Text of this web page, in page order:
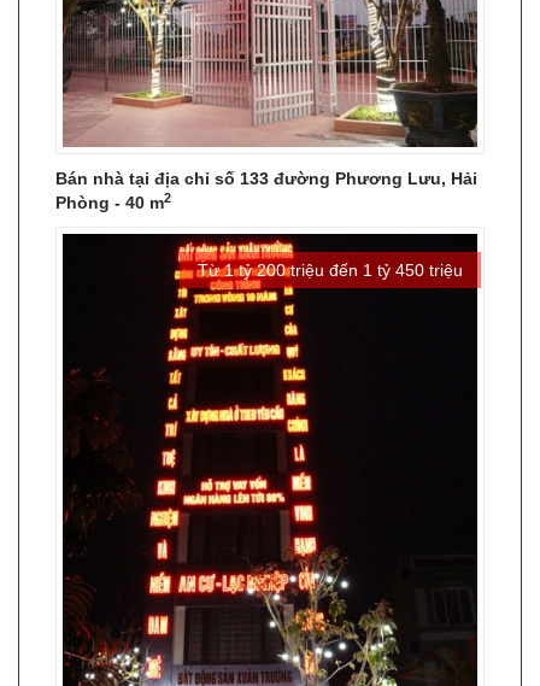
Bán nhà tại địa chỉ số 133 đường Phương Lưu, Hải
Phòng - 40 m2
Từ 1 tỷ 200 triệu đến 1 tỷ 450 triệu